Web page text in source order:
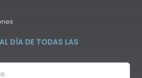
DÍA DE TODAS LAS